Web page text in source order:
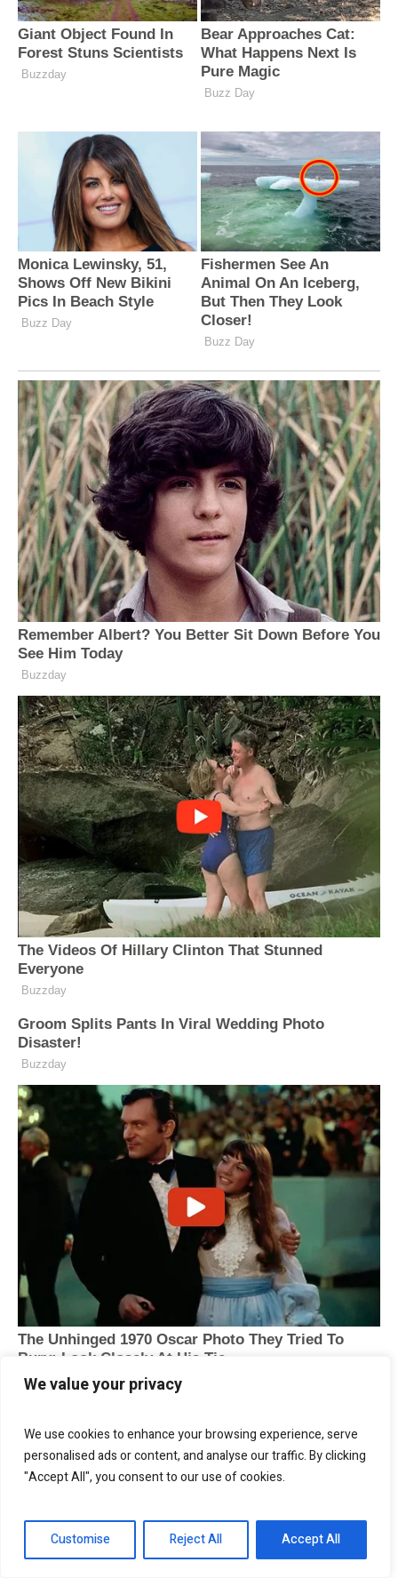
We value your privacy
We use cookies to enhance your browsing experience, serve
personalised ads or content, and analyse our traffic. By clicking
"Accept All", you consent to our use of cookies.
Customise Reject All Accept All